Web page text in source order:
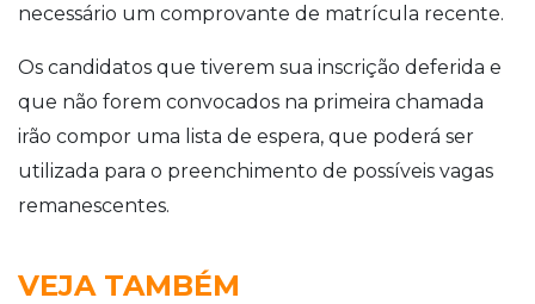
necessário um comprovante de matrícula recente.
Os candidatos que tiverem sua inscrição deferida e
que não forem convocados na primeira chamada
irão compor uma lista de espera, que poderá ser
utilizada para o preenchimento de possíveis vagas
remanescentes.
VEJA TAMBÉM